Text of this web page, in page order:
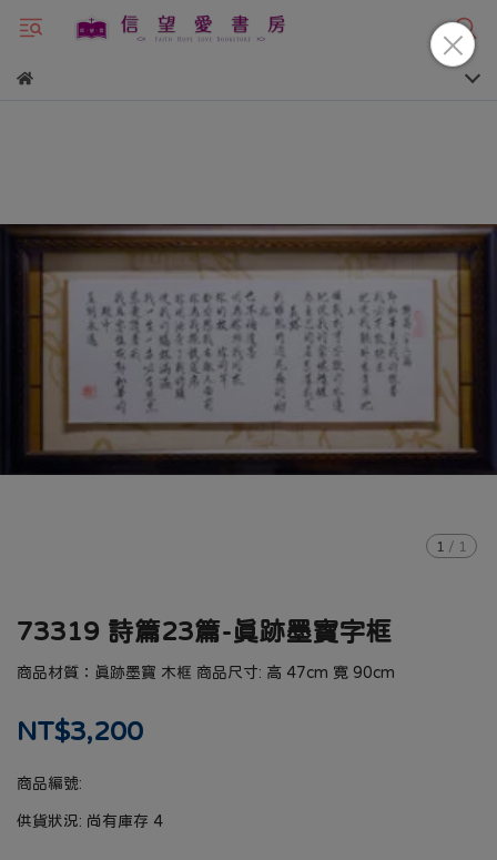
1 / 1
73319 詩篇23篇-真跡墨寶字框
商品材質：真跡墨寶 木框 商品尺寸: 高 47cm 寛 90cm
NT$3,200
商品編號:
供貨狀況: 尚有庫存 4